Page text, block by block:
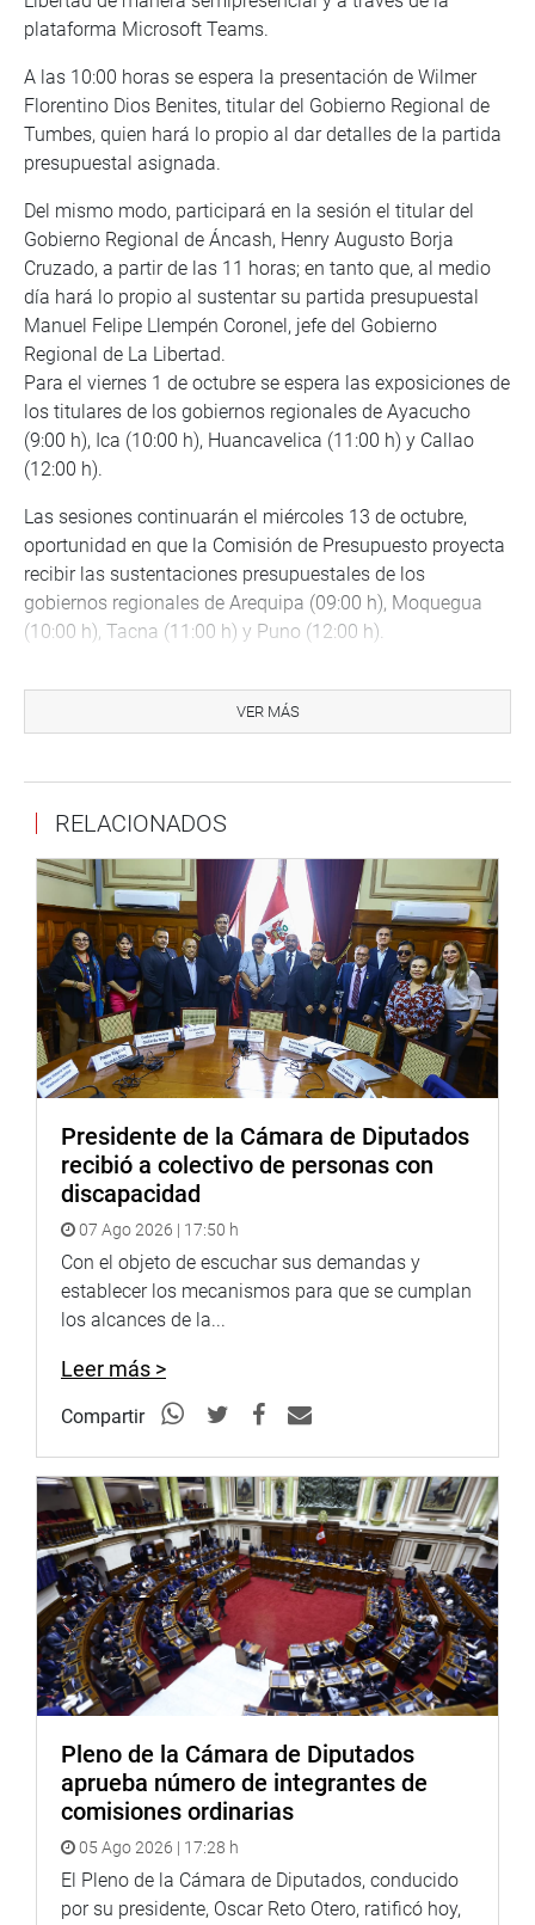
plataforma Microsoft Teams.
A las 10:00 horas se espera la presentación de Wilmer
Florentino Dios Benites, titular del Gobierno Regional de
Tumbes, quien hará lo propio al dar detalles de la partida
presupuestal asignada.
Del mismo modo, participará en la sesión el titular del
Gobierno Regional de Áncash, Henry Augusto Borja
Cruzado, a partir de las 11 horas; en tanto que, al medio
día hará lo propio al sustentar su partida presupuestal
Manuel Felipe Llempén Coronel, jefe del Gobierno
Regional de La Libertad.
Para el viernes 1 de octubre se espera las exposiciones de
los titulares de los gobiernos regionales de Ayacucho
(9:00 h), Ica (10:00 h), Huancavelica (11:00 h) y Callao
(12:00 h).
Las sesiones continuarán el miércoles 13 de octubre,
oportunidad en que la Comisión de Presupuesto proyecta
recibir las sustentaciones presupuestales de los
gobiernos regionales de Arequipa (09:00 h), Moquegua
(10:00 h), Tacna (11:00 h) y Puno (12:00 h).
propio los gobiernos regionales de Madre de Dios, Cusco,
Apurímac y Loreto.
El lunes 25 de octubre presentarán sus partidas
presupuestales 2022 los gobiernos regionales de
Finalmente, una larga sesión se realizará el martes 26.
Así, ya que por la mañana sustentarán sus partidas
presupuestales los gobiernos regionales de Lima
Provincias (9:00 h), Lima Metropolitana (10:00 h),
Lambayeque (11:00 h); al mediodía hará lo propio el
Gobierno Regional de Cajamarca; en tanto que, por la
tarde corresponderá el turno de los gobiernos regionales
de San Martín (13:00 h) y Ucayali (14:00 h).
OFICINA DE COMUNICACIONES
VER MÁS
RELACIONADOS
Presidente de la Cámara de Diputados
recibió a colectivo de personas con
discapacidad
07 Ago 2026 | 17:50 h
Con el objeto de escuchar sus demandas y
establecer los mecanismos para que se cumplan
los alcances de la...
Leer más >
Compartir
Pleno de la Cámara de Diputados
aprueba número de integrantes de
comisiones ordinarias
05 Ago 2026 | 17:28 h
El Pleno de la Cámara de Diputados, conducido
por su presidente, Oscar Reto Otero, ratificó hoy,